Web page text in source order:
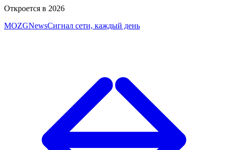
Откроется в 2026
MOZGNewsСигнал сети, каждый день